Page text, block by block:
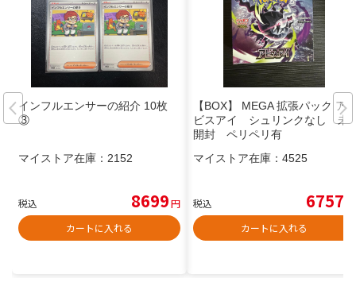
インフルエンサーの紹介 10枚
③
マイストア在庫： 2152
税込 8699円
カートに入れる
【BOX】 MEGA 拡張パック ア
ビスアイ シュリンクなし 未
開封 ペリペリ有
マイストア在庫： 4525
税込 6757
カートに入れる